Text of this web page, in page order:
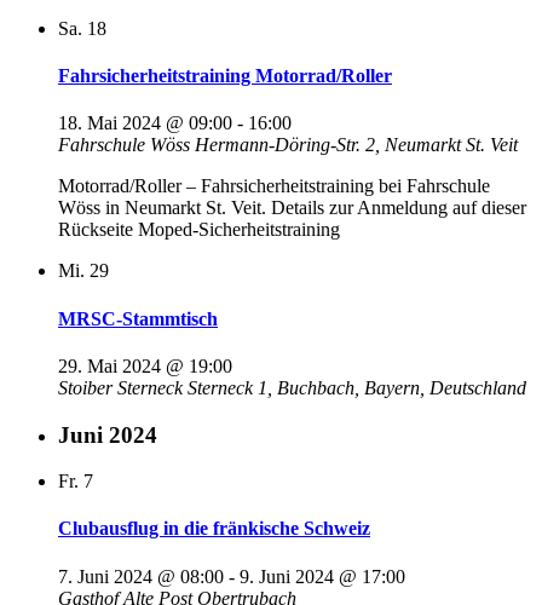
Sa. 18
Fahrsicherheitstraining Motorrad/Roller
18. Mai 2024 @ 09:00 - 16:00
Fahrschule Wöss Hermann-Döring-Str. 2, Neumarkt St. Veit
Motorrad/Roller – Fahrsicherheitstraining bei Fahrschule
Wöss in Neumarkt St. Veit. Details zur Anmeldung auf dieser
Rückseite Moped-Sicherheitstraining
Mi. 29
MRSC-Stammtisch
29. Mai 2024 @ 19:00
Stoiber SterneckSterneck 1, Buchbach, Bayern, Deutschland
Juni 2024
Fr. 7
Clubausflug in die fränkische Schweiz
7. Juni 2024 @ 08:00 - 9. Juni 2024 @ 17:00
Gasthof Alte PostObertrubach